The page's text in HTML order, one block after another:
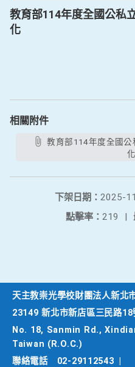
教育部114年度全國公私
化
相關附件
教育部114年度全國公私立高級中等學校原住民族文
下架日期： 2025-
點擊率： 219 |
天主教崇光學校財團法人新北
23149 新北市新店區三民路18
No. 18, Sanmin Rd.,
Taiwan (R.O.C.)
聯絡電話
02-29112543